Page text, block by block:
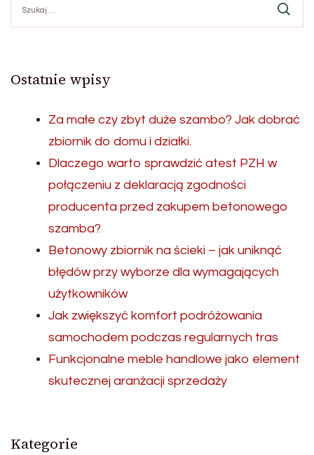
Ostatnie wpisy
Za małe czy zbyt duże szambo? Jak dobrać
zbiornik do domu i działki.
Dlaczego warto sprawdzić atest PZH w
połączeniu z deklaracją zgodności
producenta przed zakupem betonowego
szamba?
Betonowy zbiornik na ścieki – jak uniknąć
błędów przy wyborze dla wymagających
użytkowników
Jak zwiększyć komfort podróżowania
samochodem podczas regularnych tras
Funkcjonalne meble handlowe jako element
skutecznej aranżacji sprzedaży
Kategorie